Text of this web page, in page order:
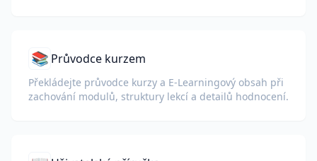
📚 Průvodce kurzem
Překládejte průvodce kurzy a E-Learningový obsah při
zachování modulů, struktury lekcí a detailů hodnocení.